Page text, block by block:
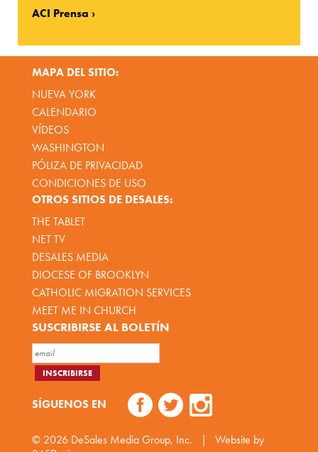
ACI Prensa
MAPA DEL SITIO:
NUEVA YORK
CALENDARIO
VÍDEOS
WASHINGTON
PÓLIZA DE PRIVACIDAD
CONDICIONES DE USO
OTROS SITIOS DE DESALES:
THE TABLET
NET TV
DESALES MEDIA
DIOCESE OF BROOKLYN
CATHOLIC MIGRATION SERVICES
MEET ME IN CHURCH
SUSCRIBIRSE AL BOLETÍN
SÍGUENOS EN
© 2026 DeSales Media Group, Inc. |
Website by